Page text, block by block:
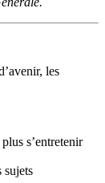
les
s’entretenir
sujets